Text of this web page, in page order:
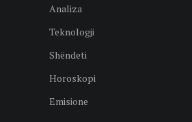
Analiza
Teknologji
Shëndeti
Horoskopi
Emisione